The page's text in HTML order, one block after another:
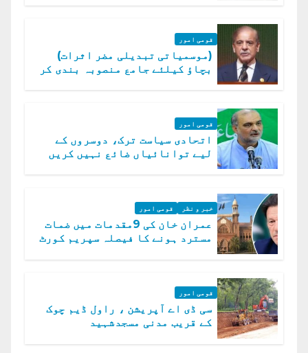
قومی امور
(موسمیاتی تبدیلی مضر اثرات)
بچاؤ کیلئے جامع منصوبہ بندی کر
قومی امور
اتحادی سیاست ترک، دوسروں کے
لیے توانائیاں ضائع نہیں کریں
خبر و نظر قومی امور
عمران خان کی 9مقدمات میں ضمات
مسترد ہونے کا فیصلہ سپریم کورٹ
قومی امور
سی ڈی اے آپریشن ، راول ڈیم چوک
کے قریب مدنی مسجدشہید